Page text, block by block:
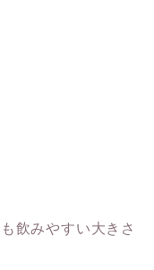
飲みやすい大きさ